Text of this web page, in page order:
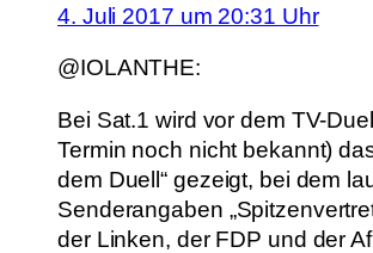
4. Juli 2017 um 20:31 Uhr
@IOLANTHE:
Bei Sat.1 wird vor dem TV-
Termin noch nicht bekannt)
dem Duell“ gezeigt, bei dem
Senderangaben
der Linken, der FDP und der